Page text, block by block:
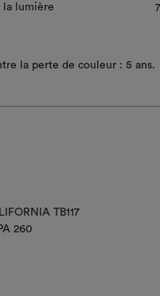
la lumière
la perte de couleur : 5 ans.
TB117
260